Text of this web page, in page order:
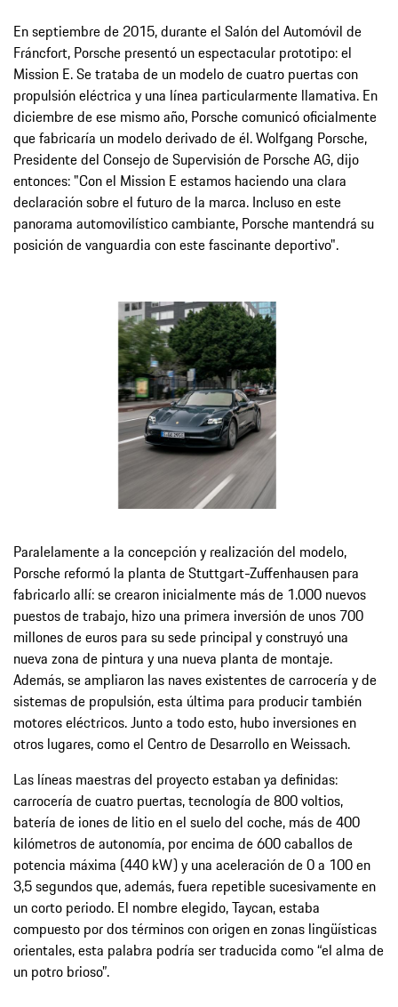
En septiembre de 2015, durante el Salón del Automóvil de
Fráncfort, Porsche presentó un espectacular prototipo: el
Mission E. Se trataba de un modelo de cuatro puertas con
propulsión eléctrica y una línea particularmente llamativa. En
diciembre de ese mismo año, Porsche comunicó oficialmente
que fabricaría un modelo derivado de él. Wolfgang Porsche,
Presidente del Consejo de Supervisión de Porsche AG, dijo
entonces: "Con el Mission E estamos haciendo una clara
declaración sobre el futuro de la marca. Incluso en este
panorama automovilístico cambiante, Porsche mantendrá su
posición de vanguardia con este fascinante deportivo".
Paralelamente a la concepción y realización del modelo,
Porsche reformó la planta de Stuttgart-Zuffenhausen para
fabricarlo allí: se crearon inicialmente más de 1.000 nuevos
puestos de trabajo, hizo una primera inversión de unos 700
millones de euros para su sede principal y construyó una
nueva zona de pintura y una nueva planta de montaje.
Además, se ampliaron las naves existentes de carrocería y de
sistemas de propulsión, esta última para producir también
motores eléctricos. Junto a todo esto, hubo inversiones en
otros lugares, como el Centro de Desarrollo en Weissach.
Las líneas maestras del proyecto estaban ya definidas:
carrocería de cuatro puertas, tecnología de 800 voltios,
batería de iones de litio en el suelo del coche, más de 400
kilómetros de autonomía, por encima de 600 caballos de
potencia máxima (440 kW) y una aceleración de 0 a 100 en
3,5 segundos que, además, fuera repetible sucesivamente en
un corto periodo. El nombre elegido, Taycan, estaba
compuesto por dos términos con origen en zonas lingüísticas
orientales, esta palabra podría ser traducida como “el alma de
un potro brioso”.